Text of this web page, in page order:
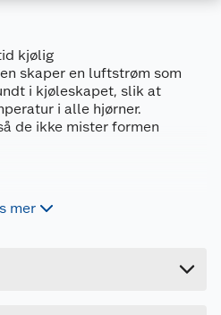
kjølig
skaper en luftstrøm som
i kjøleskapet, slik at
i alle hjørner.
de ikke mister formen
mer